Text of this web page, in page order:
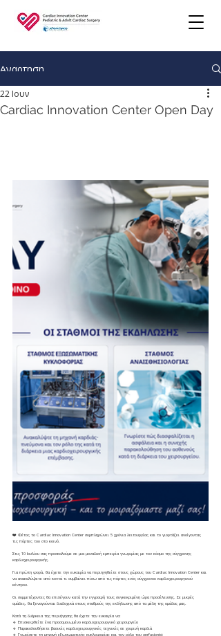
Ανάρτηση
Cardiac Innovation Center Open Day
22 Ιουν
❤️ Φέτος το Cardiac Innovation Center συμπληρώνει 5 χρόνια λειτουργίας και το γιορτάζει ανοίγοντας
τις πόρτες του στο κοινό.
Στις 10 Ιουλίου σας προσκαλούμε σε μια μοναδική εμπειρία γνωριμίας με τον κόσμο της σύγχρονης
καρδιοχειρουργικής.
Για πρώτη φορά, θα έχετε την ευκαιρία να περιηγηθείτε στους χώρους του Cardiac Innovation Center και
να ανακαλύψετε από κοντά τι συμβαίνει πίσω από τις πόρτες ενός σύγχρονου καρδιοχειρουργικού
κέντρου.
Οι συμμετέχοντες θα επιλέγουν κατά την εγγραφή τους συγκεκριμένη ώρα προσέλευσης. Σε μικρές
ομάδες, θα ξεναγούνται διαδοχικά στους σταθμούς της εκδήλωσης από τα μέλη της ομάδας μας.
Κατά τη διάρκεια της περιήγησης θα έχετε την ευκαιρία να:
🔹 Επισκεφθείτε ένα προσομοιωμένο καρδιοχειρουργικό χειρουργείο
🔹 Παρακολουθήσετε βασικές καρδιοχειρουργικές τεχνικές σε χοιρινή καρδιά
🔹 Γνωρίσετε τη μηχανή εξωσωματικής κυκλοφορίας και τον ρόλο του perfusionist